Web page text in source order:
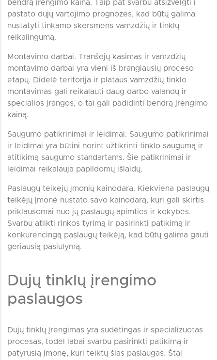
bendrą įrengimo kainą. Taip pat svarbu atsižvelgti į
pastato dujų vartojimo prognozes, kad būtų galima
nustatyti tinkamo skersmens vamzdžių ir tinklų
reikalingumą.
Montavimo darbai. Tranšėjų kasimas ir vamzdžių
montavimo darbai yra vieni iš brangiausių proceso
etapų. Didelė teritorija ir plataus vamzdžių tinklo
montavimas gali reikalauti daug darbo valandų ir
specialios įrangos, o tai gali padidinti bendrą įrengimo
kainą.
Saugumo patikrinimai ir leidimai. Saugumo patikrinimai
ir leidimai yra būtini norint užtikrinti tinklo saugumą ir
atitikimą saugumo standartams. Šie patikrinimai ir
leidimai reikalauja papildomų išlaidų.
Paslaugų teikėjų įmonių kainodara. Kiekviena paslaugų
teikėjų įmonė nustato savo kainodarą, kuri gali skirtis
priklausomai nuo jų paslaugų apimties ir kokybės.
Svarbu atlikti rinkos tyrimą ir pasirinkti patikimą ir
konkurencingą paslaugų teikėją, kad būtų galima gauti
geriausią pasiūlymą.
Dujų tinklų įrengimo
paslaugos
Dujų tinklų įrengimas yra sudėtingas ir specializuotas
procesas, todėl labai svarbu pasirinkti patikimą ir
patyrusią įmonę, kuri teiktų šias paslaugas. Štai